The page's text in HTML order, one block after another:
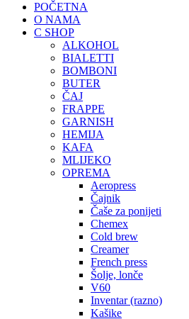
POČETNA
O NAMA
C SHOP
ALKOHOL
BIALETTI
BOMBONI
BUTER
ČAJ
FRAPPE
GARNISH
HEMIJA
KAFA
MLIJEKO
OPREMA
Aeropress
Čajnik
Čaše za ponijeti
Chemex
Cold brew
Creamer
French press
Šolje, lonče
V60
Inventar (razno)
Kašike